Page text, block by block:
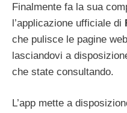
Finalmente fa la sua
l’applicazione ufficiale di
che pulisce le pagine
lasciandovi a
che state consultando.
L’app mette a